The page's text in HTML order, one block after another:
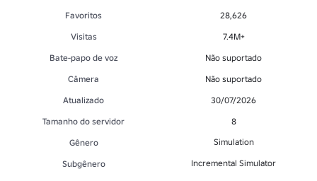
Favoritos
28,626
Visitas
7.4M+
Bate-papo de voz
Não suportado
Câmera
Não suportado
Atualizado
30/07/2026
Tamanho do servidor
8
Gênero
Simulation
Subgênero Incremental Simulator